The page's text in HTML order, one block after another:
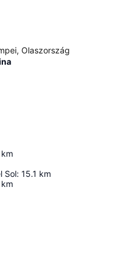
Olaszország
km
Sol: 15.1 km
km